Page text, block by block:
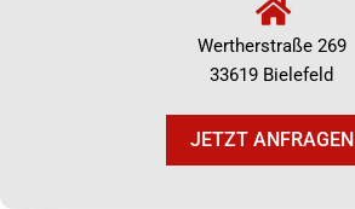
Wertherstraße 269
33619 Bielefeld
JETZT ANFRAGEN